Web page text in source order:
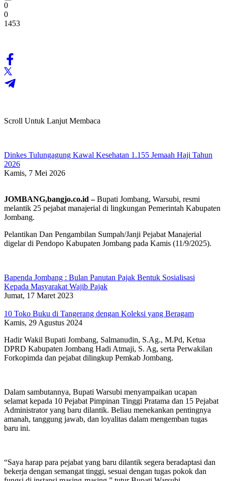
0
0
1453
Scroll Untuk Lanjut Membaca
Dinkes Tulungagung Kawal Kesehatan 1.155 Jemaah Haji Tahun
2026
Kamis, 7 Mei 2026
JOMBANG,bangjo.co.id –Bupati Jombang, Warsubi, resmi
melantik 25 pejabat manajerial di lingkungan Pemerintah Kabupaten
Jombang.
Pelantikan Dan Pengambilan Sumpah/Janji Pejabat Manajerial
digelar di Pendopo Kabupaten Jombang pada Kamis (11/9/2025).
Bapenda Jombang : Bulan Panutan Pajak Bentuk Sosialisasi
Kepada Masyarakat Wajib Pajak
Jumat, 17 Maret 2023
10 Toko Buku di Tangerang dengan Koleksi yang Beragam
Kamis, 29 Agustus 2024
Hadir Wakil Bupati Jombang, Salmanudin, S.Ag., M.Pd, Ketua
DPRD Kabupaten Jombang Hadi Atmaji, S. Ag, serta Perwakilan
Forkopimda dan pejabat dilingkup Pemkab Jombang.
Dalam sambutannya, Bupati Warsubi menyampaikan ucapan
selamat kepada 10 Pejabat Pimpinan Tinggi Pratama dan 15 Pejabat
Administrator yang baru dilantik. Beliau menekankan pentingnya
amanah, tanggung jawab, dan loyalitas dalam mengemban tugas
baru ini.
“Saya harap para pejabat yang baru dilantik segera beradaptasi dan
bekerja dengan semangat tinggi, sesuai dengan tugas pokok dan